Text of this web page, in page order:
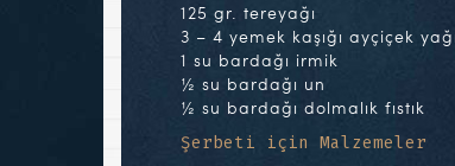
125 gr. tereyağı
3 – 4 yemek kaşığı ayçiçek yağı
1 su bardağı irmik
½ su bardağı un
½ su bardağı dolmalık fıstık
Şerbeti için Malzemeler